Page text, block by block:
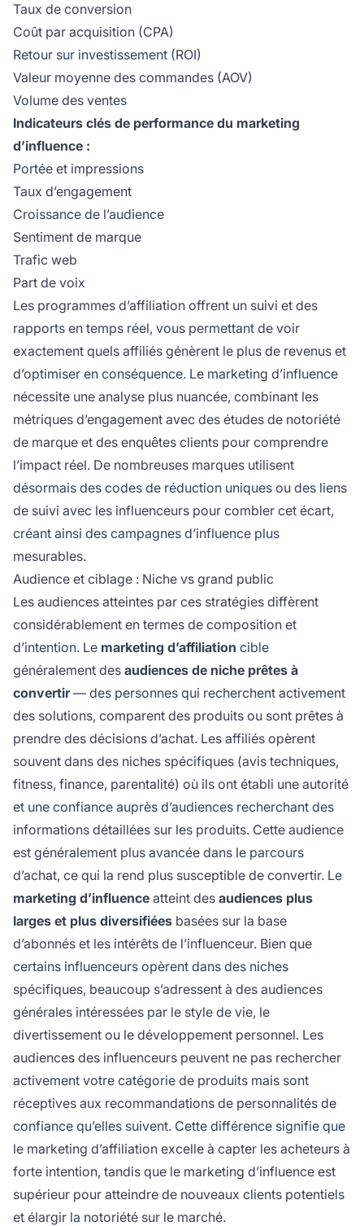
Taux de conversion
Coût par acquisition (CPA)
Retour sur investissement (ROI)
Valeur moyenne des commandes (AOV)
Volume des ventes
Indicateurs clés de performance du marketing
d’influence :
Portée et impressions
Taux d’engagement
Croissance de l’audience
Sentiment de marque
Trafic web
Part de voix
Les programmes d’affiliation offrent un suivi et des
rapports en temps réel, vous permettant de voir
exactement quels affiliés génèrent le plus de revenus et
d’optimiser en conséquence. Le marketing d’influence
nécessite une analyse plus nuancée, combinant les
métriques d’engagement avec des études de notoriété
de marque et des enquêtes clients pour comprendre
l’impact réel. De nombreuses marques utilisent
désormais des codes de réduction uniques ou des liens
de suivi avec les influenceurs pour combler cet écart,
créant ainsi des campagnes d’influence plus
mesurables.
Audience et ciblage : Niche vs grand public
Les audiences atteintes par ces stratégies diffèrent
considérablement en termes de composition et
d’intention. Le marketing d’affiliation cible
généralement des audiences de niche prêtes à
convertir— des personnes qui recherchent activement
des solutions, comparent des produits ou sont prêtes à
prendre des décisions d’achat. Les affiliés opèrent
souvent dans des niches spécifiques (avis techniques,
fitness, finance, parentalité) où ils ont établi une autorité
et une confiance auprès d’audiences recherchant des
informations détaillées sur les produits. Cette audience
est généralement plus avancée dans le parcours
d’achat, ce qui la rend plus susceptible de convertir. Le
marketing d’influence atteint des audiences plus
larges et plus diversifiées basées sur la base
d’abonnés et les intérêts de l’influenceur. Bien que
certains influenceurs opèrent dans des niches
spécifiques, beaucoup s’adressent à des audiences
générales intéressées par le style de vie, le
divertissement ou le développement personnel. Les
audiences des influenceurs peuvent ne pas rechercher
activement votre catégorie de produits mais sont
réceptives aux recommandations de personnalités de
confiance qu’elles suivent. Cette différence signifie que
le marketing d’affiliation excelle à capter les acheteurs à
forte intention, tandis que le marketing d’influence est
supérieur pour atteindre de nouveaux clients potentiels
et élargir la notoriété sur le marché.